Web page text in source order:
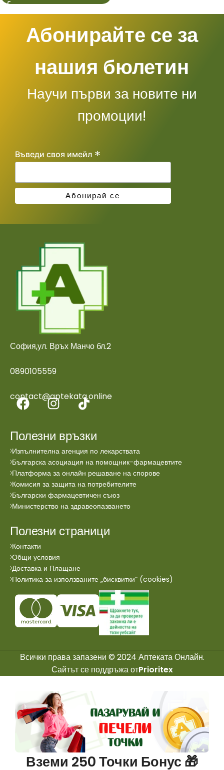
Абонирайте се за
нашия бюлетин
Научи първи за новите ни
промоции!
Въведи своя имейл *
София,ул. Връх Манчо бл.2
0890105559
contact@aptekata.online
Полезни връзки
Изпълнителна агенция по лекарствата
Българска асоциация на помощник-фармацевтите
Платформа за онлайн решаване на спорове
Комисия за защита на потребителите
Български фармацевтичен съюз
Министерство на здравеопазването
Полезни страници
Контакти
Общи условия
Доставка и Плащане
Политика за използваните „бисквитки“ (cookies)
Всички права запазени © 2024 Аптеката Онлайн.
Сайтът се поддръжа отPrioritex
Вземи 250 Точки Бонус 🎁